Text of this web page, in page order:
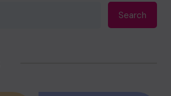
Search